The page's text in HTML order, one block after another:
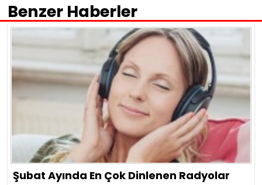
Benzer Haberler
Şubat Ayında En Çok Dinlenen Radyolar